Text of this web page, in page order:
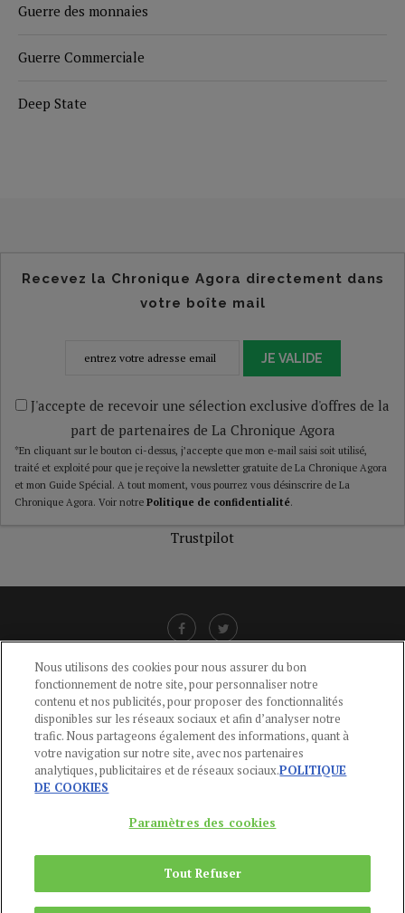
Guerre des monnaies
Guerre Commerciale
Deep State
Recevez la Chronique Agora directement dans
votre boîte mail
JE VALIDE
J'accepte de recevoir une sélection exclusive d'offres de la
part de partenaires de La Chronique Agora
*En cliquant sur le bouton ci-dessus, j’accepte que mon e-mail saisi soit utilisé,
traité et exploité pour que je reçoive la newsletter gratuite de La Chronique Agora
et mon Guide Spécial. A tout moment, vous pourrez vous désinscrire de La
Chronique Agora. Voir notre Politique de confidentialité.
Trustpilot
LIENS UTILES
CGU-POLITIQUE DE CONFIDENTIALITÉ -POLITIQUE DES COOKIES
MENTIONS LÉGALES -AIDE
CONTACT
Du Lundi au Vendredi, 9h-13h et 14h-17h
Copyright © 2024Publications Agora
Nous utilisons des cookies pour nous assurer du bon
fonctionnement de notre site, pour personnaliser notre
contenu et nos publicités, pour proposer des fonctionnalités
disponibles sur les réseaux sociaux et afin d’analyser notre
trafic. Nous partageons également des informations, quant à
votre navigation sur notre site, avec nos partenaires
analytiques, publicitaires et de réseaux sociaux.POLITIQUE
DE COOKIES
Paramètres des cookies
Tout Refuser